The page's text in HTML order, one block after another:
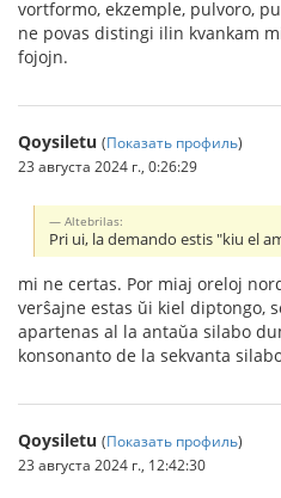
vortformo, ekzemple, pulvoro,
ne povas distingi ilin kvankam
fojojn.
Qoysiletu (Показать профиль)
23 августа 2024 г., 0:26:29
Altebrilas:
Pri ui, la demando estis "kiu el
mi ne certas. Por miaj oreloj
verŝajne estas ŭi kiel diptongo,
apartenas al la antaŭa silabo
konsonanto de la sekvanta
Qoysiletu (Показать профиль)
23 августа 2024 г., 12:42:30